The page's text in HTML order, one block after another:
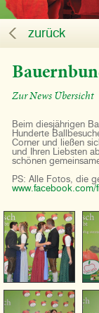
zurück
Zur News Übersicht
Beim diesjährigen
Hunderte
Corner und ließen
und Ihren Liebsten
schönen
PS: Alle Fotos, die
www.facebook.com/